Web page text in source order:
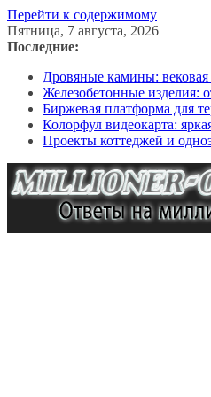
Перейти к содержимому
Пятница, 7 августа, 2026
Последние:
Дровяные камины: вековая
Железобетонные изделия:
Биржевая платформа для
Колорфул видеокарта:
Проекты коттеджей и